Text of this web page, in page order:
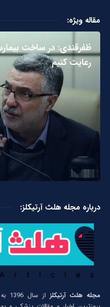
مقاله ویژه:
ظفرقندی: در ساخت
رعایت کنیم
درباره مجله هلث آرتیکلز:
مجله هلث آرتیکلز